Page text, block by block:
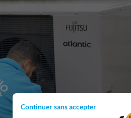
Continuer sans accepter